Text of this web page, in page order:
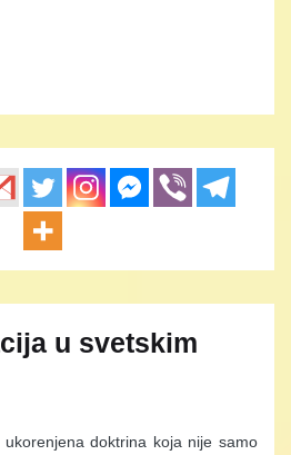
u svetskim
doktrina koja nije samo